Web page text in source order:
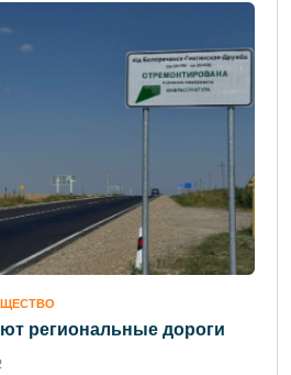
региональные дороги